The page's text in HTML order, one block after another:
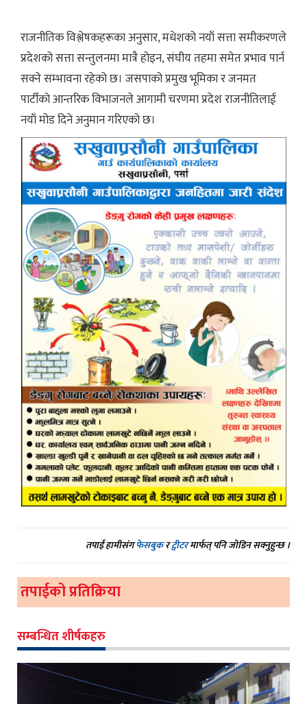
राजनीतिक विश्लेषकहरूका अनुसार, मधेशको नयाँ सत्ता समीकरणले
प्रदेशको सत्ता सन्तुलनमा मात्रै होइन, संघीय तहमा समेत प्रभाव पार्न
सक्ने सम्भावना रहेको छ। जसपाको प्रमुख भूमिका र जनमत
पार्टीको आन्तरिक विभाजनले आगामी चरणमा प्रदेश राजनीतिलाई
नयाँ मोड दिने अनुमान गरिएको छ।
तपाईं हामीसंगफेसबुकरट्वीटरमार्फत् पनि जोडिन सक्नुहुन्छ ।
तपाईको प्रतिक्रिया
सम्बन्धित शीर्षकहरु